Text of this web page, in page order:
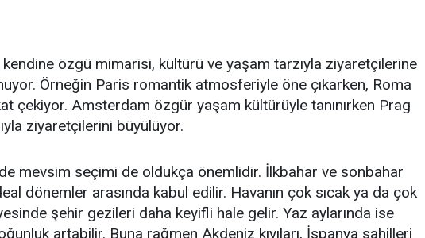
özgü mimarisi, kültürü ve yaşam tarzıyla ziyaretçilerine
Örneğin Paris romantik atmosferiyle öne çıkarken, Roma
çekiyor. Amsterdam özgür yaşam kültürüyle tanınırken Prag
ziyaretçilerini büyülüyor.
mevsim seçimi de oldukça önemlidir. İlkbahar ve sonbahar
dönemler arasında kabul edilir. Havanın çok sıcak ya da çok
şehir gezileri daha keyifli hale gelir. Yaz aylarında ise
artabilir. Buna rağmen Akdeniz kıyıları, İspanya sahilleri